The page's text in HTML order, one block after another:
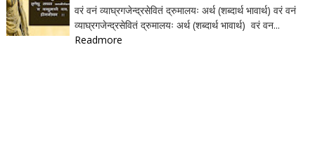
वरं वनं व्याघ्रगजेन्द्रसेवितं द्रुमालयः अर्थ (शब्दार्थ भावार्थ) वरं वनं
व्याघ्रगजेन्द्रसेवितं द्रुमालयः अर्थ (शब्दार्थ भावार्थ) वरं वन...
Readmore